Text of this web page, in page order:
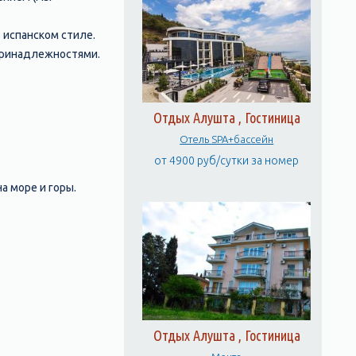
стиле.
море и горы.
Отдых Алушта , Гостиница
Отель SPA+бассейн
от 4900 руб/сутки за номер
Отдых Алушта , Гостиница